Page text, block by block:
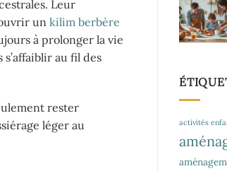
Leur
un kilim berbère
à prolonger la vie
au fil des
rester
léger au
activités